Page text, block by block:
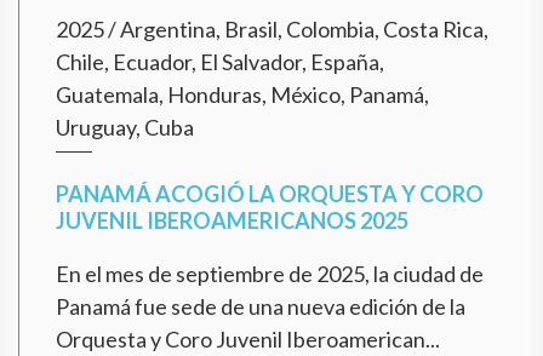
2025/Argentina, Brasil, Colombia, Costa Rica,
Chile, Ecuador, El Salvador, España,
Guatemala, Honduras, México, Panamá,
Uruguay, Cuba
PANAMÁ ACOGIÓ LA ORQUESTA Y CORO
JUVENIL IBEROAMERICANOS 2025
En el mes de septiembre de 2025, la ciudad de
Panamá fue sede de una nueva edición de la
Orquesta y Coro Juvenil Iberoamerican...